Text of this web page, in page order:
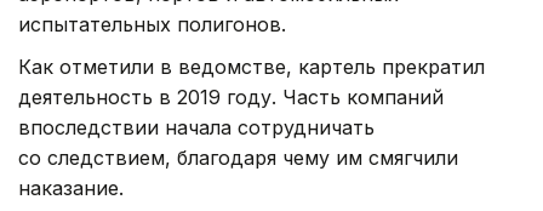
испытательных полигонов.
Как отметили в ведомстве, картель прекратил
деятельность в 2019 году. Часть компаний
впоследствии начала сотрудничать
со следствием, благодаря чему им смягчили
наказание.